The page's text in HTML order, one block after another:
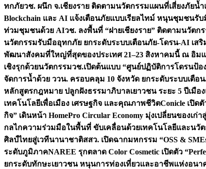
ทกภัยวช. ผนึก จ.เชียงราย ติดตามนวัตกรรมแผนที่เสี่ยงภัย
Blockchain และ AI แจ้งเตือนภัยแบบเรียลไทม์ หนุนชุมชนรั
ท่วมชุมชนด้วย AIวช. ลงพื้นที่ “ฝายเชียงราย” ติดตามนวัต
นวัตกรรมรับมืออุทกภัย ยกระดับระบบเตือนภัย-โดรน-AI เส
พัฒนาสังคมที่ใหญ่ที่สุดของประเทศ 21–23 สิงหาคมนี้ ณ อิม
เชิงรุกด้วยนวัตกรรมวช.เปิดต้นแบบ “ศูนย์ปฏิบัติการโดรนป้อ
จัดการน้ำด้วย ววน. ครอบคลุม 10 จังหวัด ยกระดับระบบเตือ
หลักสูตรกฎหมาย ปลูกฝังธรรมาภิบาลเยาวชน ระยะ 5 ปีเมือ
เทคโนโลยีเพื่อเมือง เศรษฐกิจ และคุณภาพชีวิตConicle เปิด
กิจ” เดินหน้า HomePro Circular Economy มุ่งเปลี่ยนของเ
กลไกความร่วมมือในพื้นที่ ขับเคลื่อนด้วยเทคโนโลยีและนวั
ศิลป์ไทยสู่เวทีนานาชาติสสว. เปิดฉากมหกรรม “OSS &
ระดับภูมิภาคNAREE รุกตลาด Color Cosmetic เปิดตัว
ยกระดับทักษะเยาวชน หนุนการท่องเที่ยวและอาชีพแห่งอนา